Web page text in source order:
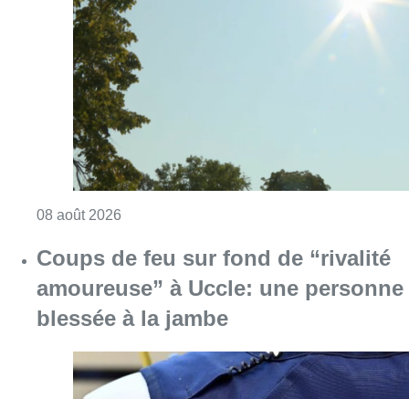
Coups de feu sur fond de “rivalité
amoureuse” à Uccle: une personne
blessée à la jambe